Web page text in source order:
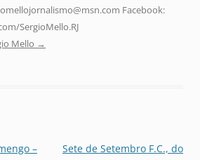
Facebook:
SergioMello.RJ
Mello →
–
Sete de Setembro F.C., do